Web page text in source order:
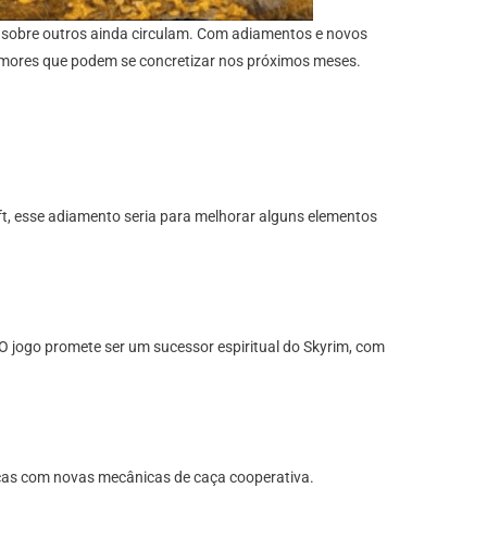
outros ainda circulam. Com adiamentos e novos
que podem se concretizar nos próximos meses.
esse adiamento seria para melhorar alguns elementos
jogo promete ser um sucessor espiritual do Skyrim, com
com novas mecânicas de caça cooperativa.